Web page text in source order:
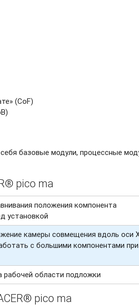
(CoF)
базовые модули, процессные
pico ma
положения компонента
установкой
камеры совмещения вдоль оси
с большими компонентами при
рабочей области подложки
pico ma